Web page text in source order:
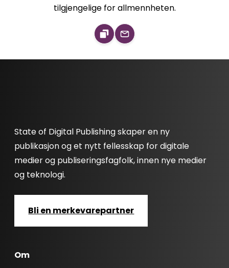
tilgjengelige for allmennheten.
State of Digital Publishing skaper en ny
publikasjon og et nytt fellesskap for digitale
medier og publiseringsfagfolk, innen nye medier
og teknologi.
Bli en merkevarepartner
Om